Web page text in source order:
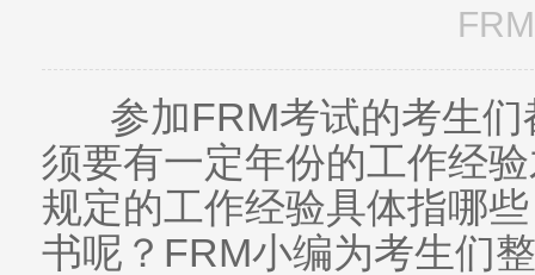
FRM
参加FRM考试的考生
须要有一定年份的工作经
规定的工作经验具体指哪
书呢？FRM小编为考生们